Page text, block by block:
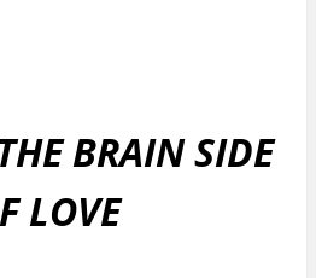
BRAIN SIDE
LOVE